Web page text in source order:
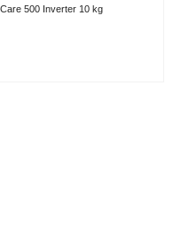
500 Inverter 10 kg